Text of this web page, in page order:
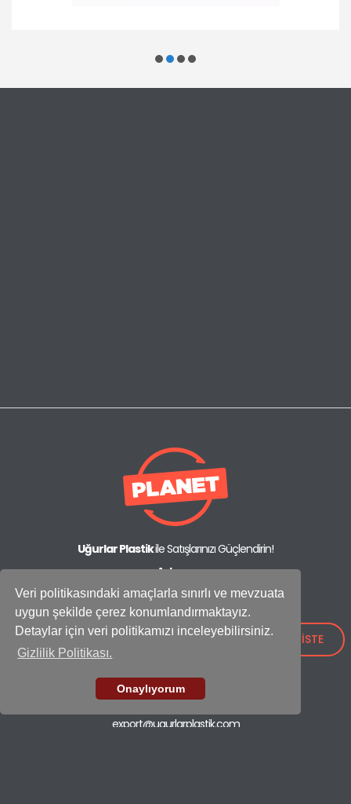
Veri politikasındaki amaçlarla sınırlı ve mevzuata
uygun şekilde çerez konumlandırmaktayız.
Detaylar için veri politikamızı inceleyebilirsiniz.
Gizlilik Politikası.
Onaylıyorum
Uğurlar Plastikile Satışlarınızı Güçlendirin!
Adres:
IOSB Mah., İpkas Sanayi Sitesi 3. Etap C Blok No: 21,
34490 Başakşehir - İstanbul / Türkiye
Showroom
+90 (212) 659 26 52
+90 (212) 549 37 17
export@ugurlarplastik.com
TEKLİF İSTE